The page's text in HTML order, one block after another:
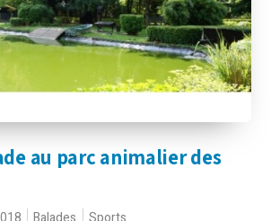
au parc animalier des